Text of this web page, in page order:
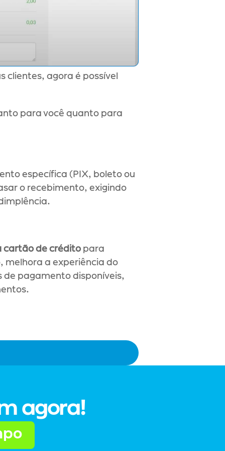
clientes, agora é possível
para você quanto para
específica (PIX, boleto ou
o recebimento, exigindo
cartão de crédito para
melhora a experiência do
de pagamento disponíveis,
agora!